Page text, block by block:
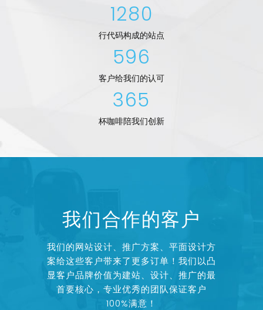
1280
行代码构成的站点
596
客户给我们的认可
365
杯咖啡陪我们创新
我们合作的客户
我们的网站设计、推广方案、平面设计方
案给这些客户带来了更多订单！我们以凸
显客户品牌价值为建站、设计、推广的最
首要核心，专业优秀的团队保证客户
100%满意！